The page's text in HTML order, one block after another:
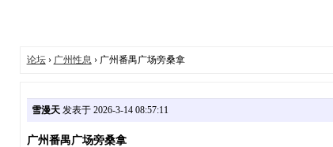
论坛› 广州性息 › 广州番禺广场旁桑拿
雪漫天发表于 2026-3-14 08:57:11
广州番禺广场旁桑拿